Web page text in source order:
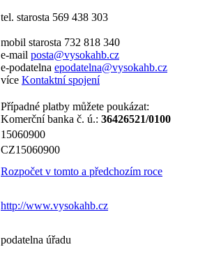
tel. starosta 569 438 303
mobil starosta 732 818 340
e-mail posta@vysokahb.cz
e-podatelna epodatelna@vysokahb.cz
více Kontaktní spojení
Případné platby můžete poukázat:
Komerční banka č. ú.: 36426521/0100
15060900
CZ15060900
Rozpočet v tomto a předchozím roce
http://www.vysokahb.cz
podatelna úřadu